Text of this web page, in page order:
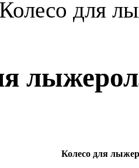
Колесо для
Колесо для